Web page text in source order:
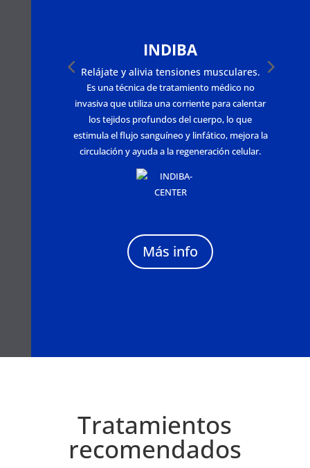
INDIBA
Relájate y alivia tensiones musculares.
Es una técnica de tratamiento médico no
invasiva que utiliza una corriente para calentar
los tejidos profundos del cuerpo, lo que
estimula el flujo sanguíneo y linfático, mejora la
circulación y ayuda a la regeneración celular.
Más info
Tratamientos
recomendados